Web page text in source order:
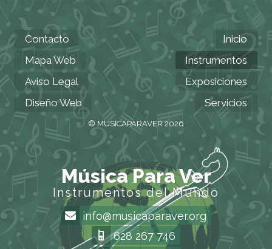
Contacto
Mapa Web
Aviso Legal
Diseño Web
Inicio
Instrumentos
Exposiciones
Servicios
© MUSICAPARAVER 2026
Música Para Ver
Instrumentos del Mundo
info@musicaparaver.org
628 267 746